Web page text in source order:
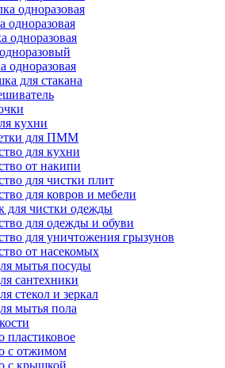
одноразовая
одноразовая
одноразовая
одноразовая
для стакана
кухни
для ПММ
для кухни
от накипи
для чистки плит
для ковров и мебели
для чистки одежды
для одежды и обуви
для уничтожения грызунов
от насекомых
мытья посуды
сантехники
стекол и зеркал
мытья пола
пластиковое
с отжимом
с крышкой